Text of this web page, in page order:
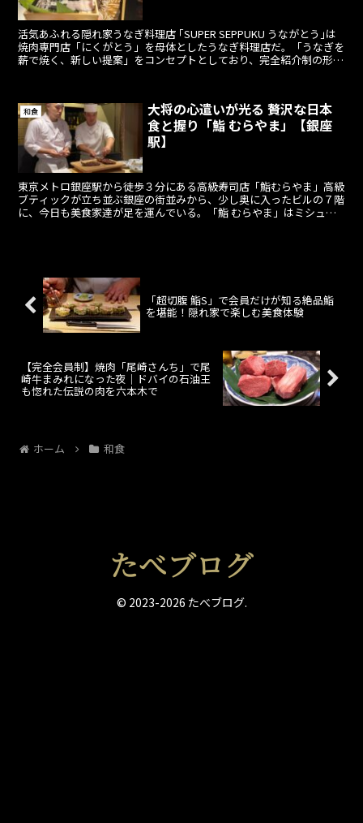
活気あふれる隠れ家うなぎ料理店 ｢SUPER SEPPUKU うながとう｣は
焼肉専門店「にくがとう」を母体としたうなぎ料理店だ。「うなぎを
薪で焼く、新しい提案」をコンセプトとしており、完全紹介制の形を
和食
大将の心遣いが光る 贅沢な日本
食と握り「鮨 むらやま」【銀座
駅】
東京メトロ銀座駅から徒歩３分にある高級寿司店「鮨むらやま」高級
ブティックが立ち並ぶ銀座の街並みから、少し奥に入ったビルの７階
に、今日も美食家達が足を運んでいる。「鮨 むらやま」はミシュラ
「超切腹 鮨S」で会員だけが知る絶品鮨
を堪能！隠れ家で楽しむ美食体験
【完全会員制】焼肉「尾崎さんち」で尾
崎牛まみれになった夜｜ドバイの石油王
も惚れた伝説の肉を六本木で
ホーム 和食
© 2023-2026 たべブログ.